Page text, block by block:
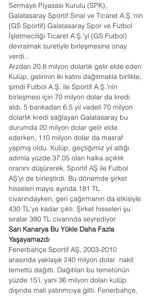
Sermaye Piyasası Kurulu (SPK),
Galatasaray Sportif Sınai ve Ticaret A.Ş.'nin
(GS Sportif) Galatasaray Spor ve Futbol
İşletmeciliği Ticaret A.Ş.'yi (GS Futbol)
devralmak suretiyle birleşmesine onay
verdi...
Arzdan 20.8 milyon dolarlık gelir elde eden
Kulüp, gelirinin iki katını dağıtmakla birlikte,
şimdi Futbol A.Ş. ile Sportif A.Ş.'nin
birleşmesi için 70 milyon dolar da kredi
aldı. 5 bankadan 6.5 yıl vadeli 70 milyon
dolarlık kredi sağlayan Galatasaray bu
durumda 20 milyon dolar gelir elde
ederken, 110 milyon dolar da masraf
yapmış oldu. Kulüp, geçtiğimiz yıl attığı
adımla yüzde 37.05 olan halka açıklık
oranını düşürerek, Sportif AŞ ile Futbol
AŞ'yi de birleştirdi. Bu dönemde şirket
hisseleri mayıs ayında 181 TL
civarındayken, geri çağırmanın da etkisiyle
430 TL'ye kadar çıktı. Şirket hisseleri şu
sıralar 380 TL civarında seyrediyor.
Sarı Kanarya Bu Yükle Daha Fazla
Yaşayamazdı
Fenerbahçe Sportif AŞ, 2003-2010
arasında yaklaşık 240 milyon dolar  nakit
temettü dağıttı. Dağıtılan bu temetünün
yüzde 15'i, yani 36 milyon doları kulüp
dışında mali yatırımcıya gitti. Fenerbahçe,